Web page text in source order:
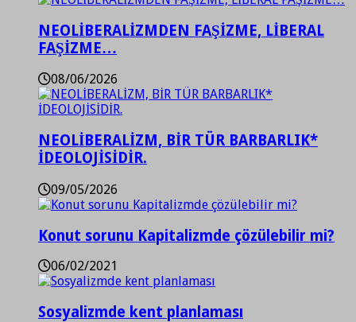
NEOLİBERALİZMDEN FAŞİZME, LİBERAL
FAŞİZME…
08/06/2026
NEOLİBERALİZM, BİR TÜR BARBARLIK*
İDEOLOJİSİDİR.
09/05/2026
Konut sorunu Kapitalizmde çözülebilir mi?
06/02/2021
Sosyalizmde kent planlaması